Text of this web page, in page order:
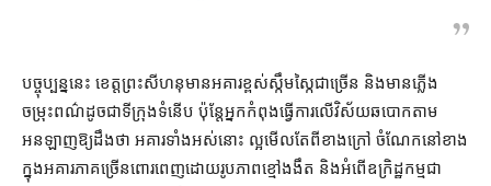
បច្ចុប្បន្ន​នេះ ខេត្ត​ព្រះសីហនុ​មាន​អគារ​ខ្ពស់​ស្កឹមស្កៃ​ជាច្រើន និង​មាន​ភ្លើង​
ចម្រុះ​ពណ៌​ដូចជា​ទីក្រុង​ទំនើប ប៉ុន្តែ​អ្នក​កំពុងធ្វើការ​លើ​វិស័យ​ឆបោក​តាម​
អនឡាញ​ឱ្យ​ដឹង​ថា អគារ​ទាំងអស់​នោះ ល្អមើល​តែ​ពី​ខាងក្រៅ ចំណែក​នៅ​ខាង
ក្នុង​អគារ​ភាគច្រើន​ពោរពេញ​ដោយ​រូបភាព​ខ្មៅ​ងងឹត និង​អំពើ​ឧក្រិដ្ឋកម្ម​ជា